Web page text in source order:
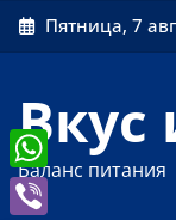
Перейти
к
Пятница, 7
Вкус
Баланс питания
WhatsApp